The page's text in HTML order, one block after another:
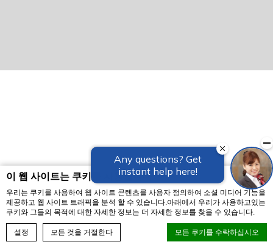
이 웹 사이트는 쿠키를 사용합니다
우리는 쿠키를 사용하여 웹 사이트 콘텐츠를 사용자 정의하여 소셜 미디어 기능을
제공하고 웹 사이트 트래픽을 분석 할 수 있습니다.아래에서 우리가 사용하고있는
쿠키와 그들의 목적에 대한 자세한 정보는 더 자세한 정보를 찾을 수 있습니다.
설정 모든 것을 거절한다 모든 쿠키를 수락하십시오
예약하기